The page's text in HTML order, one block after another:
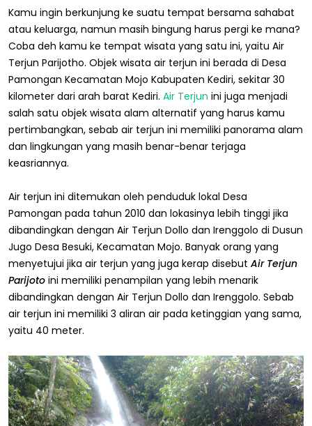
Kamu ingin berkunjung ke suatu tempat bersama sahabat
atau keluarga, namun masih bingung harus pergi ke mana?
Coba deh kamu ke tempat wisata yang satu ini, yaitu Air
Terjun Parijotho. Objek wisata air terjun ini berada di Desa
Pamongan Kecamatan Mojo Kabupaten Kediri, sekitar 30
kilometer dari arah barat Kediri. Air Terjun ini juga menjadi
salah satu objek wisata alam alternatif yang harus kamu
pertimbangkan, sebab air terjun ini memiliki panorama alam
dan lingkungan yang masih benar-benar terjaga
keasriannya.
Air terjun ini ditemukan oleh penduduk lokal Desa
Pamongan pada tahun 2010 dan lokasinya lebih tinggi jika
dibandingkan dengan Air Terjun Dollo dan Irenggolo di Dusun
Jugo Desa Besuki, Kecamatan Mojo. Banyak orang yang
menyetujui jika air terjun yang juga kerap disebut Air Terjun
Parijoto ini memiliki penampilan yang lebih menarik
dibandingkan dengan Air Terjun Dollo dan Irenggolo. Sebab
air terjun ini memiliki 3 aliran air pada ketinggian yang sama,
yaitu 40 meter.